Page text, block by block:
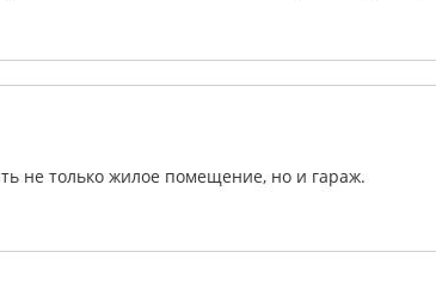
не только жилое помещение, но и гараж.